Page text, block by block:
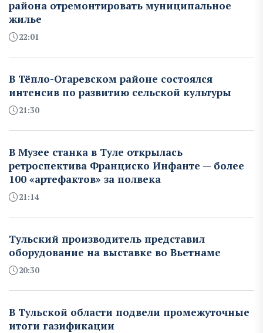
района отремонтировать муниципальное
жилье
22:01
В Тёпло-Огаревском районе состоялся
интенсив по развитию сельской культуры
21:30
В Музее станка в Туле открылась
ретроспектива Франциско Инфанте — более
100 «артефактов» за полвека
21:14
Тульский производитель представил
оборудование на выставке во Вьетнаме
20:30
В Тульской области подвели промежуточные
итоги газификации